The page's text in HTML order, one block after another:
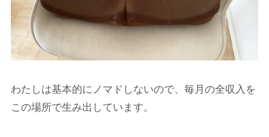
わたしは基本的にノマドしないので、毎月の全収入を
この場所で生み出しています。